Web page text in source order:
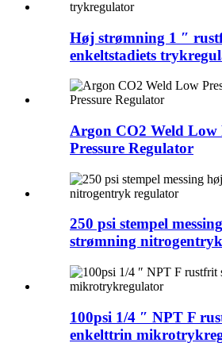
Høj strømning 1 ″
enkeltstadiets
Argon CO2 Weld Low
Pressure Regulator
250 psi stempel
strømning
100psi 1/4 ″ NPT F
enkelttrin